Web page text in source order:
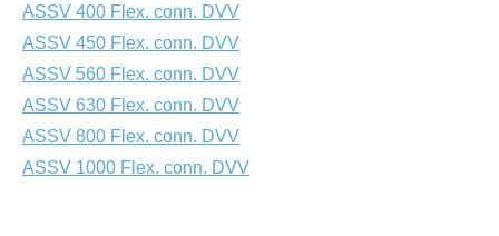
ASSV 400 Flex. conn. DVV
ASSV 450 Flex. conn. DVV
ASSV 560 Flex. conn. DVV
ASSV 630 Flex. conn. DVV
ASSV 800 Flex. conn. DVV
ASSV 1000 Flex. conn. DVV